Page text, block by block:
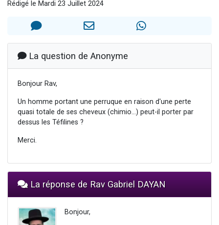
Il reste 49 places pour étudier en groupe sur Zoom
Eva vient de donner son Maasser
Rédigé le Mardi 23 Juillet 2024
La question de Anonyme
Bonjour Rav,
Un homme portant une perruque en raison d'une perte
quasi totale de ses cheveux (chimio...) peut-il porter par
dessus les Téfilines ?
Merci.
La réponse de Rav Gabriel DAYAN
Bonjour,